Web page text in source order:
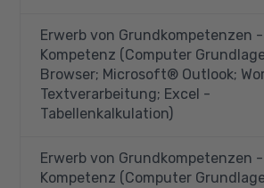
Erwerb von Grundkompetenzen
Kompetenz (Computer
Browser; Microsoft® Outlook;
Textverarbeitung; Excel -
Tabellenkalkulation)
Erwerb von Grundkompetenzen
Kompetenz (Computer